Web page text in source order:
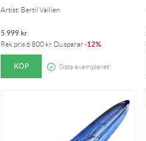
Artist: Bertil Vallien
5 999kr
Rek.pris 6 800 kr. Du sparar-12%
KÖP Sista exemplaret!